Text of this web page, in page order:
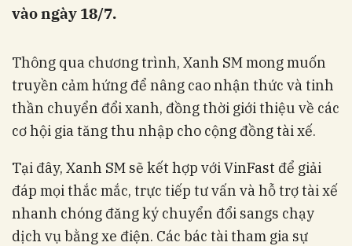
vào ngày 18/7.
Thông qua chương trình, Xanh SM mong muốn
truyền cảm hứng để nâng cao nhận thức và tinh
thần chuyển đổi xanh, đồng thời giới thiệu về các
cơ hội gia tăng thu nhập cho cộng đồng tài xế.
Tại đây, Xanh SM sẽ kết hợp với VinFast để giải
đáp mọi thắc mắc, trực tiếp tư vấn và hỗ trợ tài xế
nhanh chóng đăng ký chuyển đổi sangs chạy
dịch vụ bằng xe điện. Các bác tài tham gia sự